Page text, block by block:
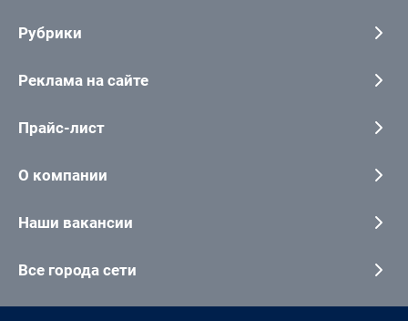
Рубрики
Реклама на сайте
Прайс-лист
О компании
Наши вакансии
Все города сети